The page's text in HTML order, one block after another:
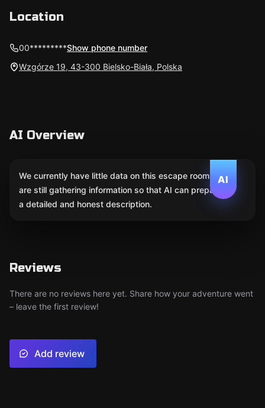
Location
00*********Show phone number
Wzgórze 19, 43-300 Bielsko-Biała, Polska
AI Overview
AI
We currently have little data on this escape room. We
are still gathering information so that AI can prepare
a detailed and honest description.
Reviews
There are no reviews here yet. Share how your adventure went
– leave the first review!
Add review